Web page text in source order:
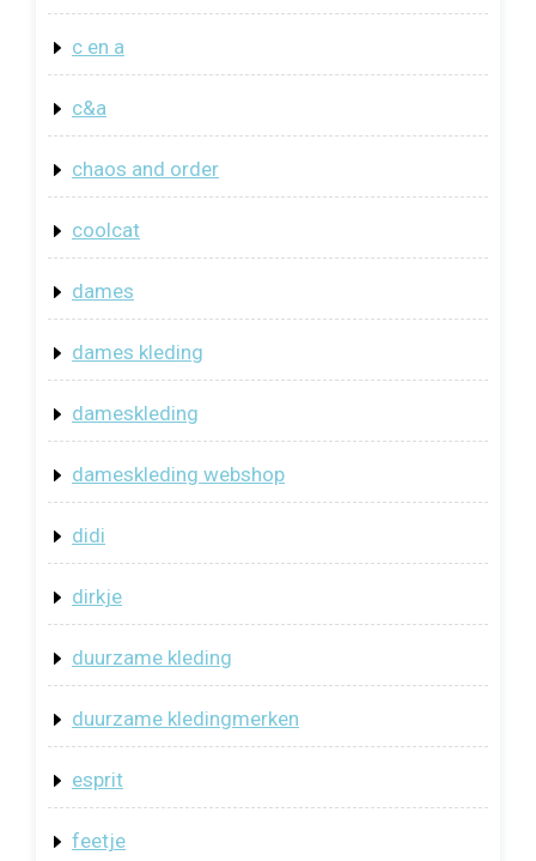
c en a
c&a
chaos and order
coolcat
dames
dames kleding
dameskleding
dameskleding webshop
didi
dirkje
duurzame kleding
duurzame kledingmerken
esprit
feetje